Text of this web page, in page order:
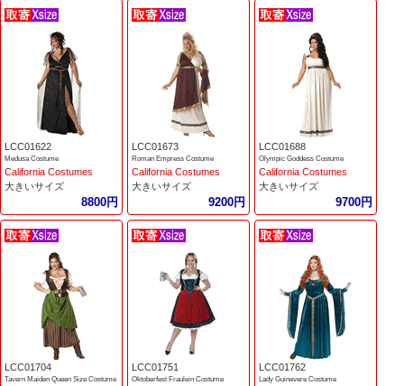
LCC01622
Medusa Costume
California Costumes
大きいサイズ
8800円
LCC01673
Roman Empress Costume
California Costumes
大きいサイズ
9200円
LCC01688
Olympic Goddess Costume
California Costumes
大きいサイズ
9700円
LCC01704
Tavern Maiden Queen Size Costume
LCC01751
Oktoberfest Fraulein Costume
LCC01762
Lady Guinevere Costume